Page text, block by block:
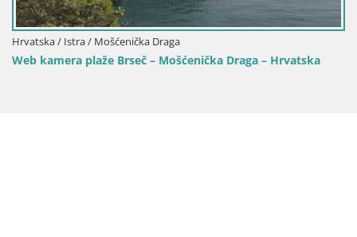
Hrvatska / Istra / Mošćenička Draga
Web kamera plaže Brseč – Mošćenička Draga – Hrvatska